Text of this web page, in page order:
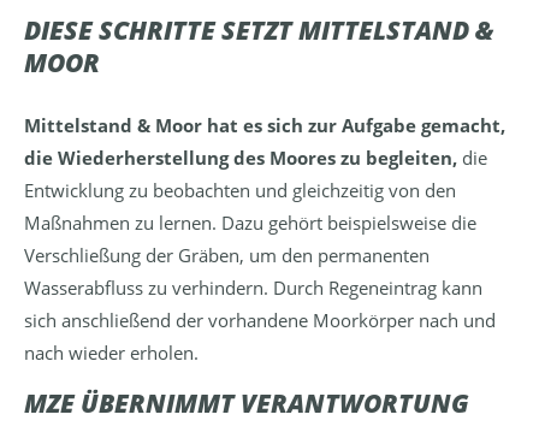
DIESE SCHRITTE SETZT MITTELSTAND &
MOOR
Mittelstand & Moor hat es sich zur Aufgabe gemacht,
die Wiederherstellung des Moores zu begleiten, die
Entwicklung zu beobachten und gleichzeitig von den
Maßnahmen zu lernen. Dazu gehört beispielsweise die
Verschließung der Gräben, um den permanenten
Wasserabfluss zu verhindern. Durch Regeneintrag kann
sich anschließend der vorhandene Moorkörper nach und
nach wieder erholen.
MZE ÜBERNIMMT VERANTWORTUNG